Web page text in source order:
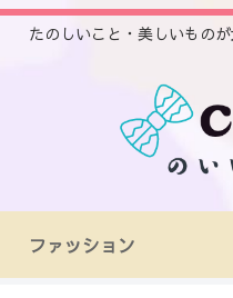
たのしいこと・美しいもの
ファッション